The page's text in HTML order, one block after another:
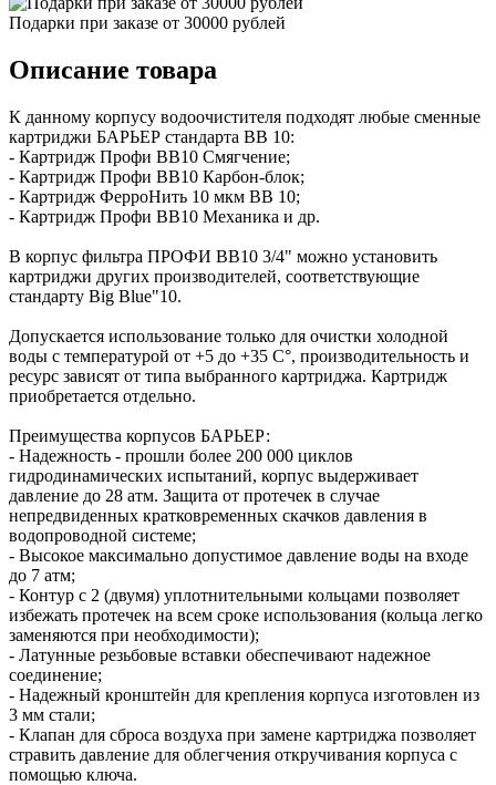
Подарки при заказе от 30000 рублей
Описание товара
К данному корпусу водоочистителя подходят любые сменные
картриджи БАРЬЕР стандарта ВВ 10:
- Картридж Профи ВВ10 Смягчение;
- Картридж Профи ВВ10 Карбон-блок;
- Картридж ФерроНить 10 мкм BB 10;
- Картридж Профи ВВ10 Механика и др.
В корпус фильтра ПРОФИ BB10 3/4" можно установить
картриджи других производителей, соответствующие
стандарту Big Blue"10.
Допускается использование только для очистки холодной
воды с температурой от +5 до +35 С°, производительность и
ресурс зависят от типа выбранного картриджа. Картридж
приобретается отдельно.
Преимущества корпусов БАРЬЕР:
- Надежность - прошли более 200 000 циклов
гидродинамических испытаний, корпус выдерживает
давление до 28 атм. Защита от протечек в случае
непредвиденных кратковременных скачков давления в
водопроводной системе;
- Высокое максимально допустимое давление воды на входе
до 7 атм;
- Контур с 2 (двумя) уплотнительными кольцами позволяет
избежать протечек на всем сроке использования (кольца легко
заменяются при необходимости);
- Латунные резьбовые вставки обеспечивают надежное
соединение;
- Надежный кронштейн для крепления корпуса изготовлен из
3 мм стали;
- Клапан для сброса воздуха при замене картриджа позволяет
стравить давление для облегчения откручивания корпуса с
помощью ключа.